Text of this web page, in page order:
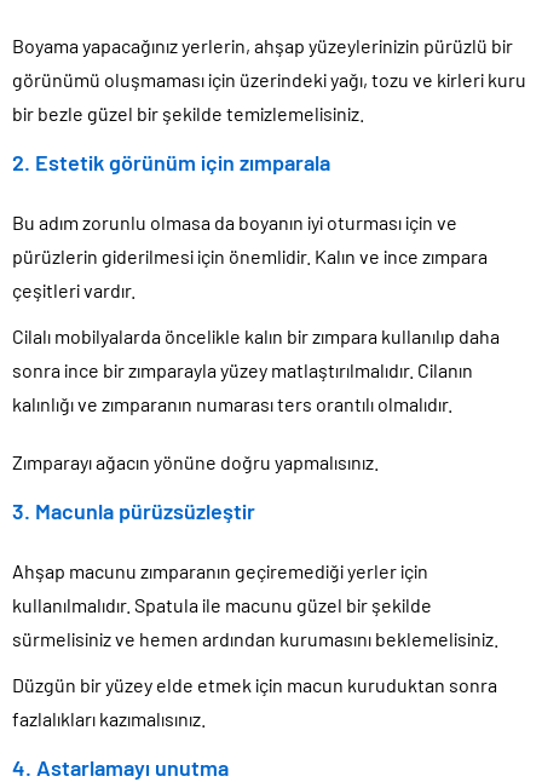
Boyama yapacağınız yerlerin, ahşap yüzeylerinizin pürüzlü bir
görünümü oluşmaması için üzerindeki yağı, tozu ve kirleri kuru
bir bezle güzel bir şekilde temizlemelisiniz.
2. Estetik görünüm için zımparala
Bu adım zorunlu olmasa da boyanın iyi oturması için ve
pürüzlerin giderilmesi için önemlidir. Kalın ve ince zımpara
çeşitleri vardır.
Cilalı mobilyalarda öncelikle kalın bir zımpara kullanılıp daha
sonra ince bir zımparayla yüzey matlaştırılmalıdır. Cilanın
kalınlığı ve zımparanın numarası ters orantılı olmalıdır.
Zımparayı ağacın yönüne doğru yapmalısınız.
3. Macunla pürüzsüzleştir
Ahşap macunu zımparanın geçiremediği yerler için
kullanılmalıdır. Spatula ile macunu güzel bir şekilde
sürmelisiniz ve hemen ardından kurumasını beklemelisiniz.
Düzgün bir yüzey elde etmek için macun kuruduktan sonra
fazlalıkları kazımalısınız.
4. Astarlamayı unutma